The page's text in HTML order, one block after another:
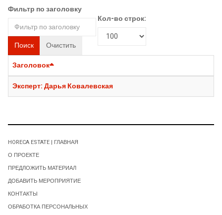
Фильтр по заголовку
Поиск Очистить
Кол-во строк:
Заголовок
Эксперт: Дарья Ковалевская
HORECA ESTATE | ГЛАВНАЯ
О ПРОЕКТЕ
ПРЕДЛОЖИТЬ МАТЕРИАЛ
ДОБАВИТЬ МЕРОПРИЯТИЕ
КОНТАКТЫ
ОБРАБОТКА ПЕРСОНАЛЬНЫХ